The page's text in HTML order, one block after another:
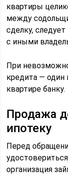
квартиры
между
сделку,
с иными
При
кредита — один
квартире банку.
Продажа
ипотеку
Перед
организация